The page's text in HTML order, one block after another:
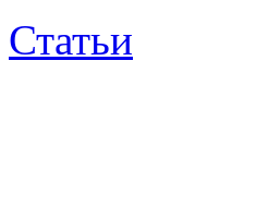
Статьи